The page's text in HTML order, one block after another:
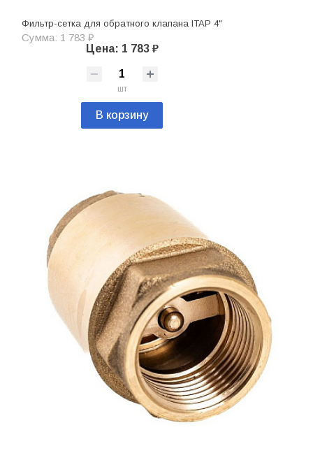
Фильтр-сетка для обратного клапана ITAP 4"
Сумма: 1 783 ₽
Цена: 1 783 ₽
шт
В корзину